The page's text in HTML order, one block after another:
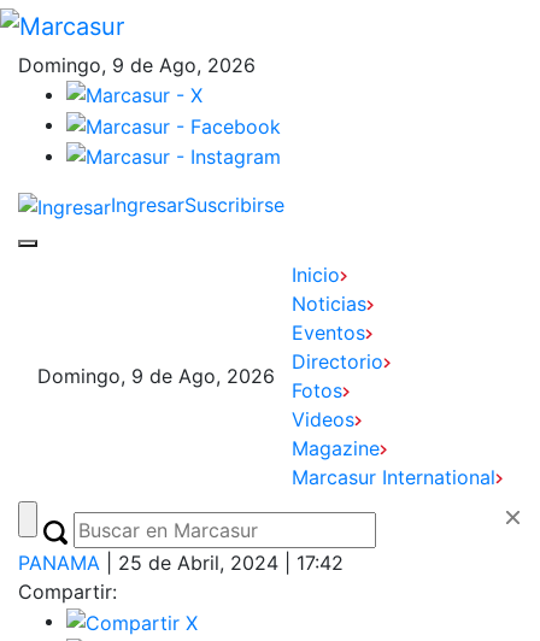
Domingo, 9 de Ago, 2026
IngresarSuscribirse
Domingo, 9 de Ago, 2026
Inicio
Noticias
Eventos
Directorio
Fotos
Videos
Magazine
Marcasur International
PANAMA | 25 de Abril, 2024 | 17:42
Compartir: